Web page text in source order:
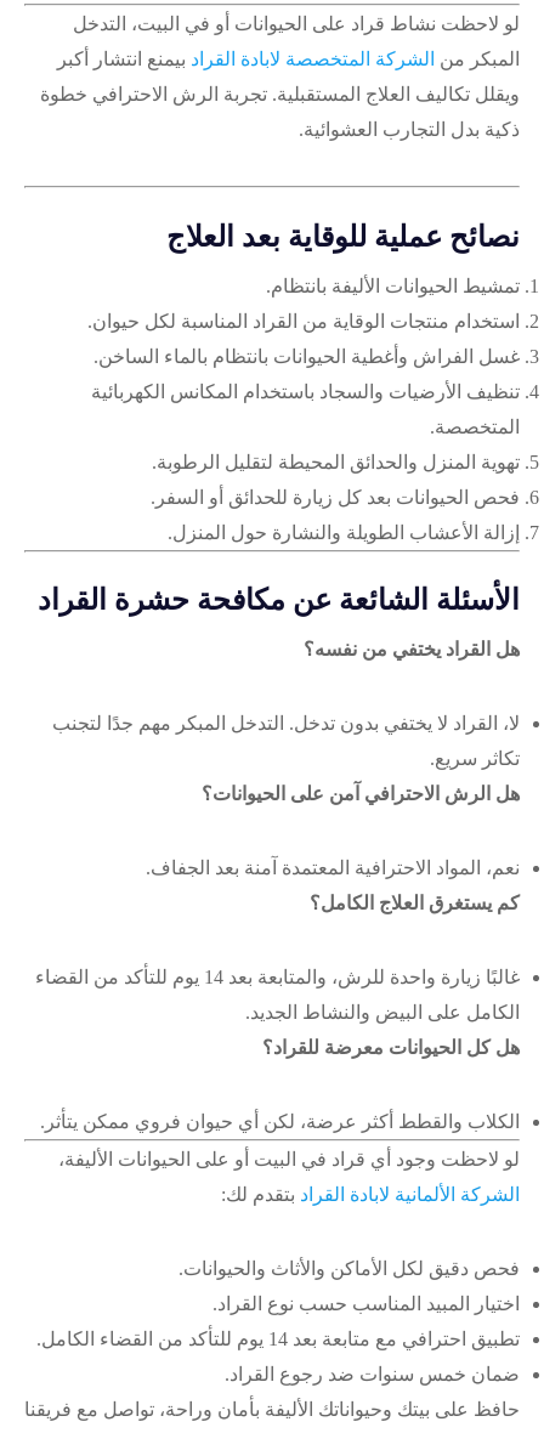
لو لاحظت نشاط قراد على الحيوانات أو في البيت، التدخل
المبكر من الشركة المتخصصة لابادة القراد بيمنع انتشار أكبر
ويقلل تكاليف العلاج المستقبلية. تجربة الرش الاحترافي خطوة
ذكية بدل التجارب العشوائية.
نصائح عملية للوقاية بعد العلاج
تمشيط الحيوانات الأليفة بانتظام.
استخدام منتجات الوقاية من القراد المناسبة لكل حيوان.
غسل الفراش وأغطية الحيوانات بانتظام بالماء الساخن.
تنظيف الأرضيات والسجاد باستخدام المكانس الكهربائية
المتخصصة.
تهوية المنزل والحدائق المحيطة لتقليل الرطوبة.
فحص الحيوانات بعد كل زيارة للحدائق أو السفر.
إزالة الأعشاب الطويلة والنشارة حول المنزل.
الأسئلة الشائعة عن مكافحة حشرة القراد
هل القراد يختفي من نفسه؟
لا، القراد لا يختفي بدون تدخل. التدخل المبكر مهم جدًا لتجنب
تكاثر سريع.
هل الرش الاحترافي آمن على الحيوانات؟
نعم، المواد الاحترافية المعتمدة آمنة بعد الجفاف.
كم يستغرق العلاج الكامل؟
غالبًا زيارة واحدة للرش، والمتابعة بعد 14 يوم للتأكد من القضاء
الكامل على البيض والنشاط الجديد.
هل كل الحيوانات معرضة للقراد؟
الكلاب والقطط أكثر عرضة، لكن أي حيوان فروي ممكن يتأثر.
لو لاحظت وجود أي قراد في البيت أو على الحيوانات الأليفة،
الشركة الألمانية لابادة القراد بتقدم لك:
فحص دقيق لكل الأماكن والأثاث والحيوانات.
اختيار المبيد المناسب حسب نوع القراد.
تطبيق احترافي مع متابعة بعد 14 يوم للتأكد من القضاء الكامل.
ضمان خمس سنوات ضد رجوع القراد.
حافظ على بيتك وحيواناتك الأليفة بأمان وراحة، تواصل مع فريقنا